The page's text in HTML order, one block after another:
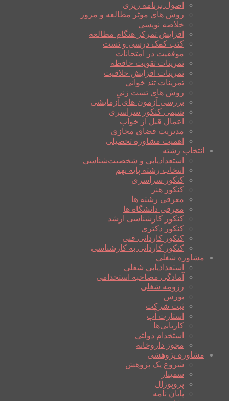
اصول برنامه ریزی
روش های موثر مطالعه و مرور
خلاصه نویسی
افزایش تمرکز هنگام مطالعه
کتب کمک درسی و تست
موفقیت در امتحانات
تمرینات تقویت حافظه
تمرینات افزایش خلاقیت
تمرینات تند خوانی
روش های تست زنی
بررسی آزمون های آزمایشی
شیمی کنکور سراسری
اعمال قبل از خواب
مدیریت فضای مجازی
اهمیت مشاوره تحصیلی
انتخاب رشته
استعدادیابی و شخصیت‌شناسی
انتخاب رشته پایه نهم
کنکور سراسری
کنکور هنر
معرفی رشته ها
معرفی دانشگاه ها
کنکور کارشناسی ارشد
کنکور دکتری
کنکور کاردانی فنی
کنکور کاردانی به کارشناسی
مشاوره شغلی
استعدادیابی شغلی
آمادگی مصاحبه استخدامی
رزومه شغلی
بورس
ثبت شرکت
استارت آپ
کاریابی‌ها
استخدام دولتی
مجوز داروخانه
مشاوره پژوهشی
شروع یک پژوهش
سمینار
پروپوزال
پایان نامه